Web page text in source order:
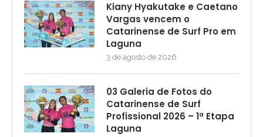
Kiany Hyakutake e Caetano
Vargas vencem o
Catarinense de Surf Pro em
Laguna
3 de agosto de 2026
03 Galeria de Fotos do
Catarinense de Surf
Profissional 2026 – 1ª Etapa
Laguna